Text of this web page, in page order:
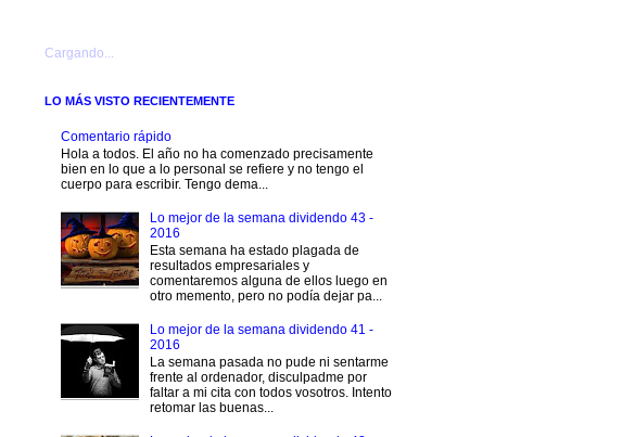
Cargando...
LO MÁS VISTO RECIENTEMENTE
Comentario rápido
Hola a todos. El año no ha comenzado precisamente
bien en lo que a lo personal se refiere y no tengo el
cuerpo para escribir. Tengo dema...
Lo mejor de la semana dividendo 43 -
2016
Esta semana ha estado plagada de
resultados empresariales y
comentaremos alguna de ellos luego en
otro memento, pero no podía dejar pa...
Lo mejor de la semana dividendo 41 -
2016
La semana pasada no pude ni sentarme
frente al ordenador, disculpadme por
faltar a mi cita con todos vosotros. Intento
retomar las buenas...